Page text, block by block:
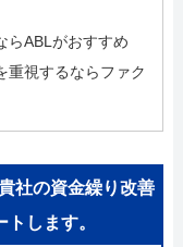
らABLがおすすめ
重視するならファク
社の資金繰り改善
します。